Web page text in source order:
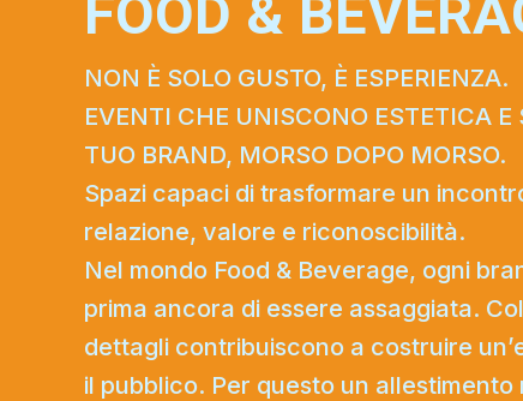
FOOD &
NON È SOLO GUSTO, È ESPERIENZA.
EVENTI CHE UNISCONO ESTETICA
TUO BRAND, MORSO DOPO MORSO.
Spazi capaci di trasformare un
relazione, valore e riconoscibilità.
Nel mondo Food & Beverage, ogni
prima ancora di essere assaggiata.
dettagli contribuiscono a costruire
il pubblico. Per questo un